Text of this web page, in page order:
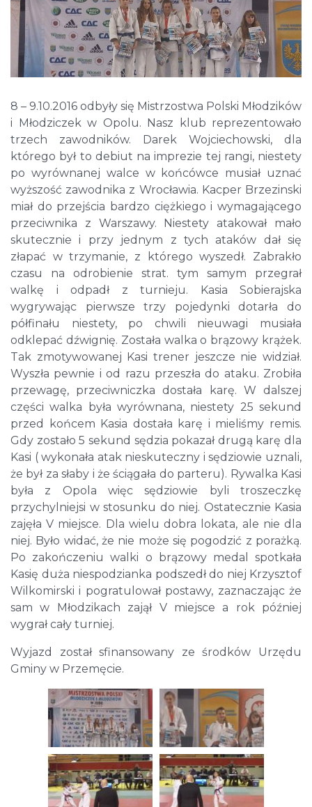
8 – 9.10.2016 odbyły się Mistrzostwa Polski Młodzików
i Młodziczek w Opolu. Nasz klub reprezentowało
trzech zawodników. Darek Wojciechowski, dla
którego był to debiut na imprezie tej rangi, niestety
po wyrównanej walce w końcówce musiał uznać
wyższość zawodnika z Wrocławia. Kacper Brzezinski
miał do przejścia bardzo ciężkiego i wymagającego
przeciwnika z Warszawy. Niestety atakował mało
skutecznie i przy jednym z tych ataków dał się
złapać w trzymanie, z którego wyszedł. Zabrakło
czasu na odrobienie strat. tym samym przegrał
walkę i odpadł z turnieju. Kasia Sobierajska
wygrywając pierwsze trzy pojedynki dotarła do
półfinału niestety, po chwili nieuwagi musiała
odklepać dźwignię. Została walka o brązowy krążek.
Tak zmotywowanej Kasi trener jeszcze nie widział.
Wyszła pewnie i od razu przeszła do ataku. Zrobiła
przewagę, przeciwniczka dostała karę. W dalszej
części walka była wyrównana, niestety 25 sekund
przed końcem Kasia dostała karę i mieliśmy remis.
Gdy zostało 5 sekund sędzia pokazał drugą karę dla
Kasi ( wykonała atak nieskuteczny i sędziowie uznali,
że był za słaby i że ściągała do parteru). Rywalka Kasi
była z Opola więc sędziowie byli troszeczkę
przychylniejsi w stosunku do niej. Ostatecznie Kasia
zajęła V miejsce. Dla wielu dobra lokata, ale nie dla
niej. Było widać, że nie może się pogodzić z porażką.
Po zakończeniu walki o brązowy medal spotkała
Kasię duża niespodzianka podszedł do niej Krzysztof
Wilkomirski i pogratulował postawy, zaznaczając że
sam w Młodzikach zajął V miejsce a rok później
wygrał cały turniej.
Wyjazd został sfinansowany ze środków Urzędu
Gminy w Przemęcie.